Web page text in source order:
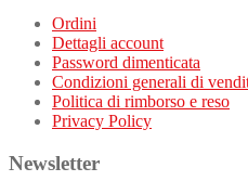
Ordini
Dettagli account
Password dimenticata
Condizioni generali di
Politica di rimborso e reso
Privacy Policy
Newsletter